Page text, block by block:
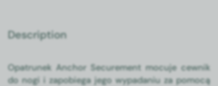
Description
Opa­trunek Anchor Secure­ment mocu­je cewnik
do nogi i zapo­b­ie­ga jego wypada­niu za pomocą